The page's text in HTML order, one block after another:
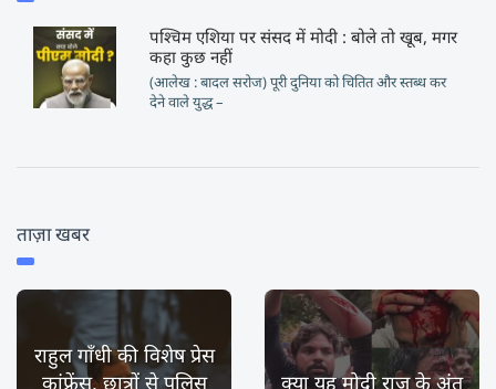
पश्चिम एशिया पर संसद में मोदी : बोले तो खूब, मगर
कहा कुछ नहीं
(आलेख : बादल सरोज) पूरी दुनिया को चितित और स्तब्ध कर
देने वाले युद्ध –
ताज़ा खबर
राहुल गाँधी की विशेष प्रेस
कांफ्रेंस, छात्रों से पुलिस
क्या यह मोदी राज के अंत